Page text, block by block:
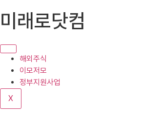
텐
로
기
미래로닷컴
해외주식
이모저모
정부지원사업
X